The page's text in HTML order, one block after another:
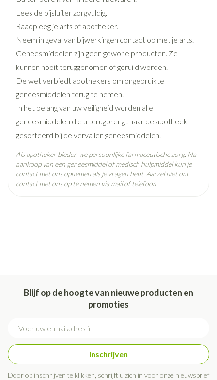
Zonder conserveringsmiddelen en fosfaten
Kan gebruikt worden met alle soorten contactlenzen
Gemaakt in Europa
Breedte 32 mm
Lengte 129 mm
Diepte 86 mm
Dieetbeperkingen Zonder bewaarmiddelen
Behoud
Kamertemperatuur (15°C -
25°C)
Lees de bijsluiter zorgvuldig.
Raadpleeg je arts of apotheker.
Neem in geval van bijwerkingen contact op met je arts.
Geneesmiddelen zijn geen gewone producten. Ze
kunnen nooit teruggenomen of geruild worden.
De wet verbiedt apothekers om ongebruikte
geneesmiddelen terug te nemen.
In het belang van uw veiligheid worden alle
geneesmiddelen die u terugbrengt naar de apotheek
gesorteerd bij de vervallen geneesmiddelen.
Als apotheker bieden we persoonlijke farmaceutische zorg. Na
aankoop van een geneesmiddel of medisch hulpmiddel kun je
contact met ons opnemen als je vragen hebt. Aarzel niet om
contact met ons op te nemen via mail of telefoon.
Blijf op de hoogte van nieuwe producten en
promoties
Inschrijven
Door op inschrijven te klikken, schrijft u zich in voor onze nieuwsbrief